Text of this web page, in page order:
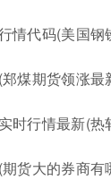
情代码(美国钢
煤期货领涨最
情最新(热轧卷板期货
货大的券商有